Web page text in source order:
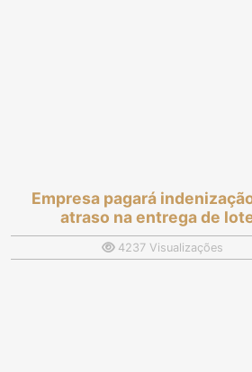
Empresa pagará
atraso na entrega de
4237 Visualizações